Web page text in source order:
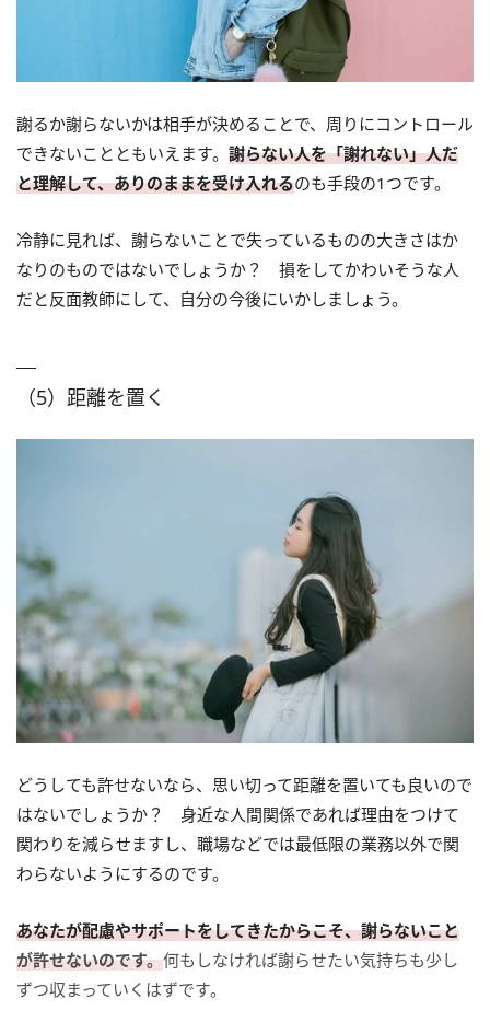
謝るか謝らないかは相手が決めることで、周りにコントロール
できないことともいえます。 謝らない人を「謝れない」人だ
と理解して、ありのままを受け入れるのも手段の1つです。
冷静に見れば、謝らないことで失っているものの大きさはか
なりのものではないでしょうか？ 損をしてかわいそうな人
だと反面教師にして、自分の今後にいかしましょう。
（5）距離を置く
どうしても許せないなら、思い切って距離を置いても良いので
はないでしょうか？ 身近な人間関係であれば理由をつけて
関わりを減らせますし、職場などでは最低限の業務以外で関
わらないようにするのです。
あなたが配慮やサポートをしてきたからこそ、謝らないこと
が許せないのです。何もしなければ謝らせたい気持ちも少し
ずつ収まっていくはずです。